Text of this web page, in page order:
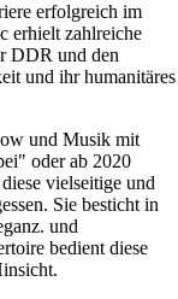
erfolgreich im
erhielt zahlreiche
DDR und den
und ihr humanitäres
und Musik mit
oder ab 2020
vielseitige und
Sie besticht in
und
bedient diese